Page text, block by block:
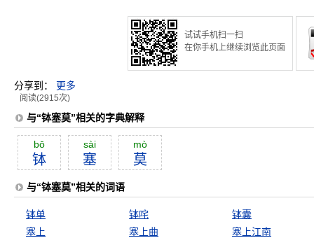
试试手机扫一扫
在你手机上继续浏览此页面
分享到： 更多
阅读(2915次)
与“钵塞莫”相关的字典解释
bō
钵
sài
塞
mò
莫
与“钵塞莫”相关的词语
钵单 钵咤
钵囊
塞上
塞上曲
塞上江南